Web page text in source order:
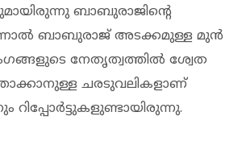
ബാബുരാജിന്റെ
ബാബുരാജ് അടക്കമുള്ള മുൻ
നേതൃത്വത്തിൽ ശ്വേത
ചരടുവലികളാണ്
റിപ്പോർട്ടുകളുണ്ടായിരുന്നു.